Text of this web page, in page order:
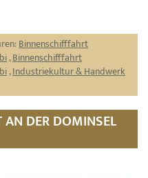
Binnenschifffahrt
,Binnenschifffahrt
,Industriekultur & Handwerk
AN DER DOMINSEL